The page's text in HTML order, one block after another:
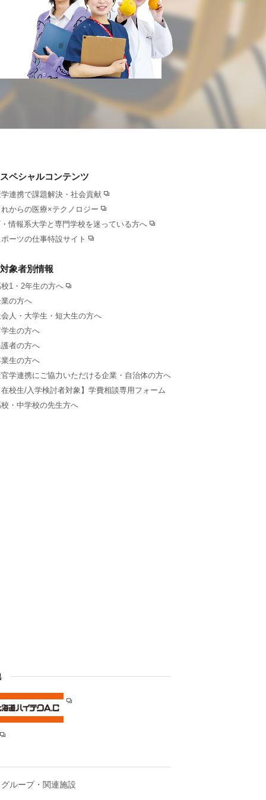
スペシャルコンテンツ
連携で課題解決・社会貢献
からの医療×テクノロジー
情報系大学と専門学校を迷っている方へ
ーツの仕事特設サイト
対象者別情報
1・2年生の方へ
の方へ
人・大学生・短大生の方へ
生の方へ
者の方へ
生の方へ
学連携にご協力いただける企業・自治体の方へ
校生/入学検討者対象】学費相談専用フォーム
・中学校の先生方へ
グループ・関連施設